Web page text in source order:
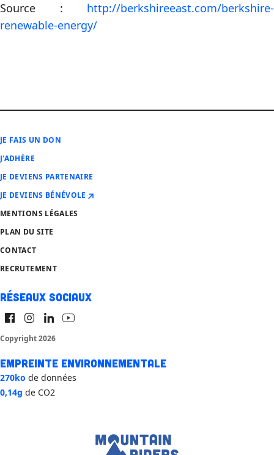
Source : http://berkshireeast.com/berkshire-
renewable-energy/
JE FAIS UN DON
J'ADHÈRE
JE DEVIENS PARTENAIRE
JE DEVIENS BÉNÉVOLE
MENTIONS LÉGALES
PLAN DU SITE
CONTACT
RECRUTEMENT
Réseaux sociaux
Copyright 2026
Empreinte environnementale
270ko de données
0,14g de CO2